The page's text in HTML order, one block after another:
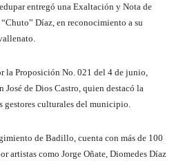
entregó una Exaltación y Nota de
Díaz, en reconocimiento a su
la Proposición No. 021 del 4 de junio,
José de Dios Castro, quien destacó la
culturales del municipio.
de Badillo, cuenta con más de 100
artistas como Jorge Oñate, Diomedes Díaz